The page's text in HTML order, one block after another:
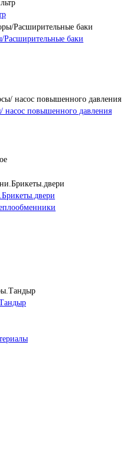
Расширительные баки
насос повышенного давления